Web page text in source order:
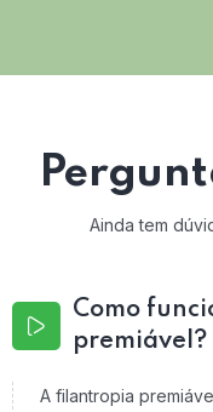
Ainda tem
Como
premiável?
A filantropia